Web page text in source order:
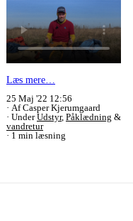
Læs mere…
25 Maj '22 12:56
Af Casper Kjerumgaard
UnderUdstyr, Påklædning &
vandretur
1 min læsning